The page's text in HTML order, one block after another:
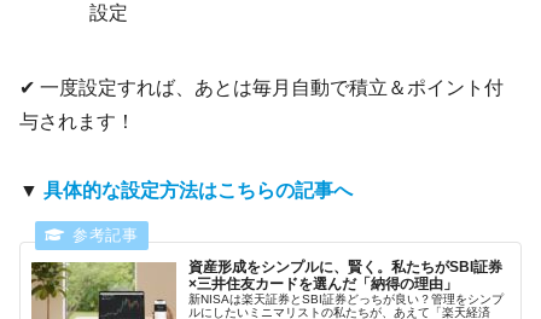
設定
✔︎ 一度設定すれば、あとは毎月自動で積立＆ポイント付
与されます！
▼ 具体的な設定方法はこちらの記事へ
資産形成をシンプルに、賢く。私たちがSBI証券
×三井住友カードを選んだ「納得の理由」
新NISAは楽天証券とSBI証券どっちが良い？管理をシンプ
ルにしたいミニマリストの私たちが、あえて「楽天経済